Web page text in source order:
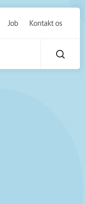
Job Kontakt os